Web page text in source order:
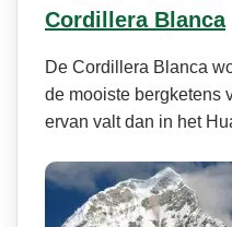
Cordillera Blanca
De Cordillera Blanca
de mooiste bergketens
ervan valt dan in het